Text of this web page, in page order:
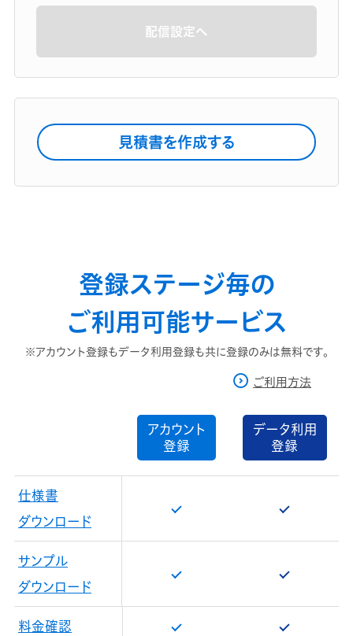
配信設定へ
見積書を作成する
登録ステージ毎の
ご利用可能サービス
※アカウント登録もデータ利用登録も共に登録のみは無料です。
ご利用方法
アカウント
登録
データ利用
登録
仕様書
ダウンロード
サンプル
ダウンロード
料金確認